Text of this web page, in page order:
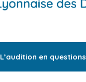
L’audition en questions